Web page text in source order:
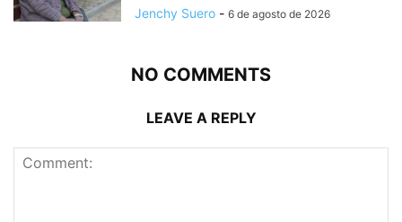
Jenchy Suero - 6 de agosto de 2026
NO COMMENTS
LEAVE A REPLY